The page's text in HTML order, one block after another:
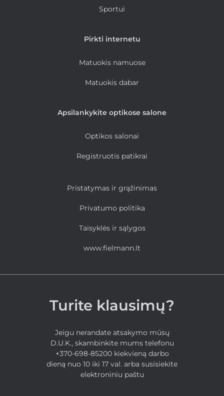
Sportui
Pirkti internetu
Matuokis namuose
Matuokis dabar
Apsilankykite optikose salone
Optikos salonai
Registruotis patikrai
Pristatymas ir grąžinimas
Privatumo politika
Taisyklės ir sąlygos
www.fielmann.lt
Turite klausimų?
Jeigu nerandate atsakymo mūsų
D.U.K., skambinkite mums telefonu
+370-698-85200 kiekvieną darbo
dieną nuo 10 iki 17 val. arba susisiekite
elektroniniu paštu